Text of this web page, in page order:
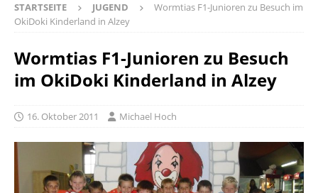
STARTSEITE JUGEND
Wormtias F1-Junioren zu Besuch im
OkiDoki Kinderland in Alzey
Wormtias F1-Junioren zu Besuch
im OkiDoki Kinderland in Alzey
16. Oktober 2011 Michael Hoch